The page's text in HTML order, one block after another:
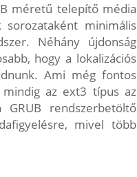
méretű telepítő média
minimális
Néhány újdonság
hogy a lokalizációs
Ami még fontos
az ext3 típus az
rendszerbetöltő
mivel több